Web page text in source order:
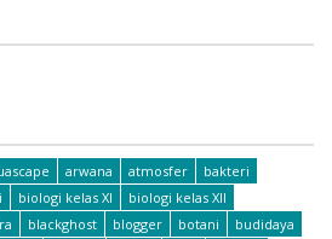
arwana atmosfer
bakteri
biologi kelas XI
biologi kelas XII
blackghost blogger botani
budidaya